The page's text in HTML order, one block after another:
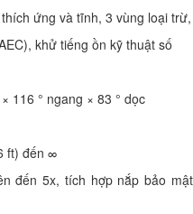
ứng và tĩnh, 3 vùng loại trừ,
khử tiếng ồn kỹ thuật số
116 ° ngang × 83 ° dọc
ft) đến ∞
đến 5x, tích hợp nắp bảo mật